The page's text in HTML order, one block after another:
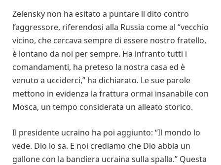
Zelensky non ha esitato a puntare il dito contro
l’aggressore, riferendosi alla Russia come al “vecchio
vicino, che cercava sempre di essere nostro fratello,
è lontano da noi per sempre. Ha infranto tutti i
comandamenti, ha preteso la nostra casa ed è
venuto a ucciderci,” ha dichiarato. Le sue parole
mettono in evidenza la frattura ormai insanabile con
Mosca, un tempo considerata un alleato storico.
Il presidente ucraino ha poi aggiunto: “Il mondo lo
vede. Dio lo sa. E noi crediamo che Dio abbia un
gallone con la bandiera ucraina sulla spalla.” Questa